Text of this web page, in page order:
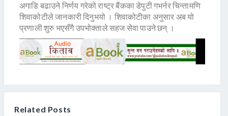
अगाडि बढाउने निर्णय गरेको राष्ट्र बैंकका डेपुटी गभर्नर चिन्तामणि
शिवाकोटीले जानकारी दिनुभयो । शिवाकोटीका अनुसार अब यो
प्रणाली शुरु भएसँगै उपभोक्ताले सहज सेवा पाउने छन् ।
Related Posts